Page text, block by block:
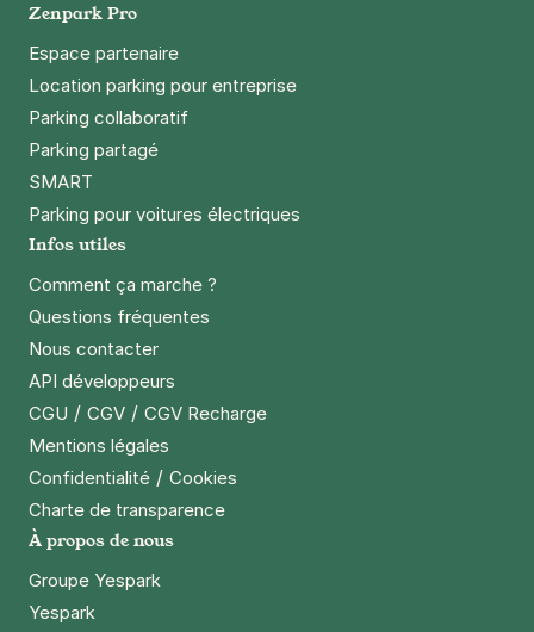
Zenpark Pro
Espace partenaire
Location parking pour entreprise
Parking collaboratif
Parking partagé
SMART
Parking pour voitures électriques
Infos utiles
Comment ça marche ?
Questions fréquentes
Nous contacter
API développeurs
CGU / CGV / CGV Recharge
Mentions légales
Confidentialité / Cookies
Charte de transparence
À propos de nous
Groupe Yespark
Yespark